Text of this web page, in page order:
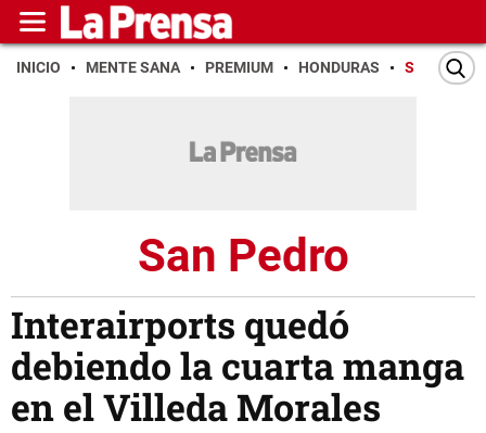
INICIO MENTE SANA PREMIUM HONDURAS SAN PEDRO
San Pedro
Interairports quedó
debiendo la cuarta manga
en el Villeda Morales